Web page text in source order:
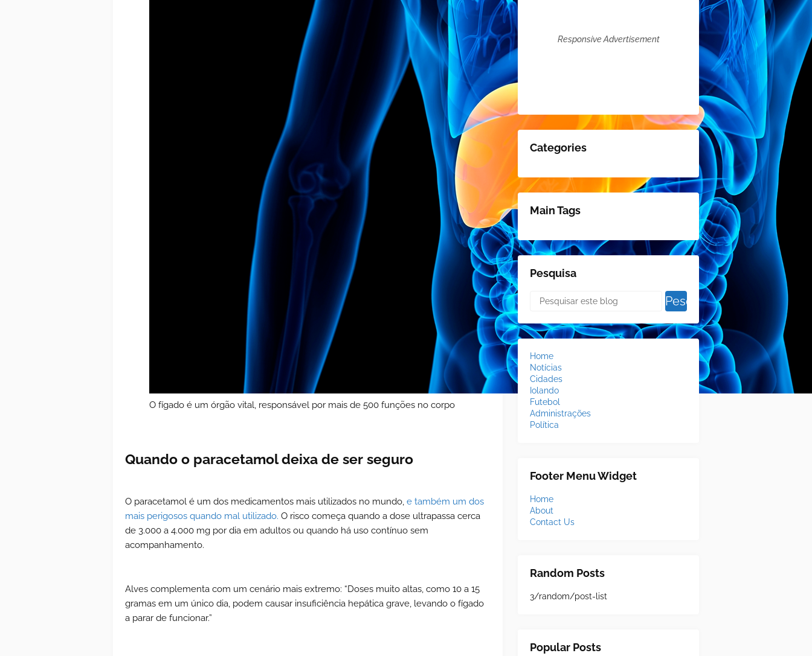
O fígado é um órgão vital, responsável por mais de 500 funções no corpo
Quando o paracetamol deixa de ser seguro
O paracetamol é um dos medicamentos mais utilizados no mundo, e também um dos
mais perigosos quando mal utilizado. O risco começa quando a dose ultrapassa cerca
de 3.000 a 4.000 mg por dia em adultos ou quando há uso contínuo sem
acompanhamento.
Alves complementa com um cenário mais extremo: “Doses muito altas, como 10 a 15
gramas em um único dia, podem causar insuficiência hepática grave, levando o fígado
a parar de funcionar.”
Responsive Advertisement
Categories
Main Tags
Pesquisa
Home
Notícias
Cidades
Iolando
Futebol
Administrações
Política
Footer Menu Widget
Home
About
Contact Us
Random Posts
3/random/post-list
Popular Posts